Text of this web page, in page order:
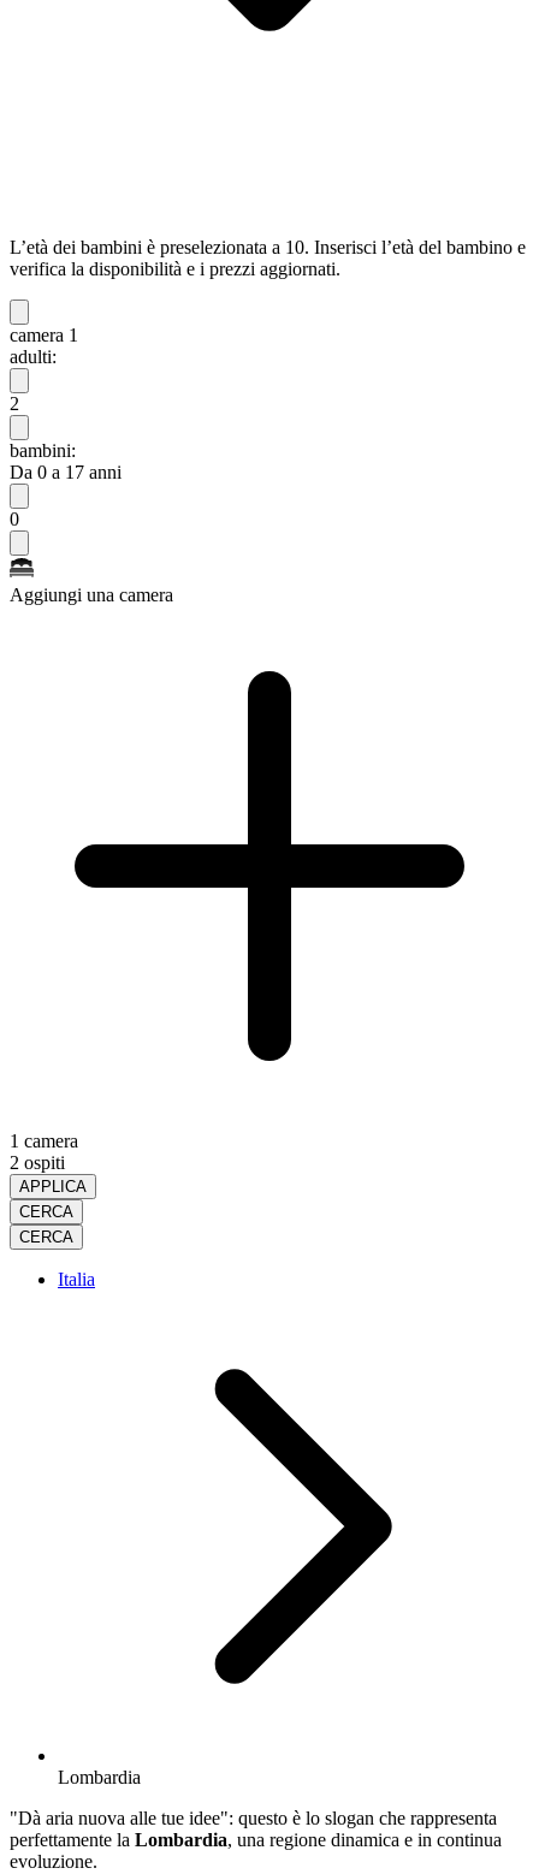
L’età dei bambini è preselezionata a 10. Inserisci l’età del bambino e
verifica la disponibilità e i prezzi aggiornati.
camera 1
adulti:
2
bambini:
Da 0 a 17 anni
0
Aggiungi una camera
1 camera
2 ospiti
APPLICA
CERCA
CERCA
Italia
Lombardia
"Dà aria nuova alle tue idee": questo è lo slogan che rappresenta
perfettamente la Lombardia, una regione dinamica e in continua
evoluzione.